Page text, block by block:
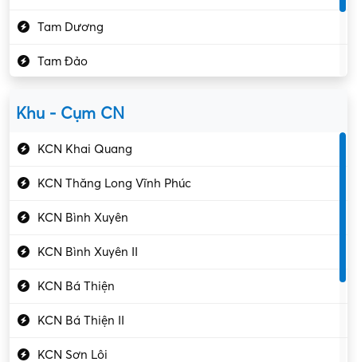
Kiểm soát chất lượng
Kỹ sư cơ khí
Kỹ sư điện
Kỹ thuật cao
Kỹ thuật mạng – IT
Làm bán thời gian
Lao động phổ thông
Lập trình – Phát triển
Luật – Công chứng
Tam Dương
Tam Đảo
Khu - Cụm CN
KCN Khai Quang
KCN Thăng Long Vĩnh Phúc
KCN Bình Xuyên
KCN Bình Xuyên II
KCN Bá Thiện
KCN Bá Thiện II
KCN Sơn Lôi